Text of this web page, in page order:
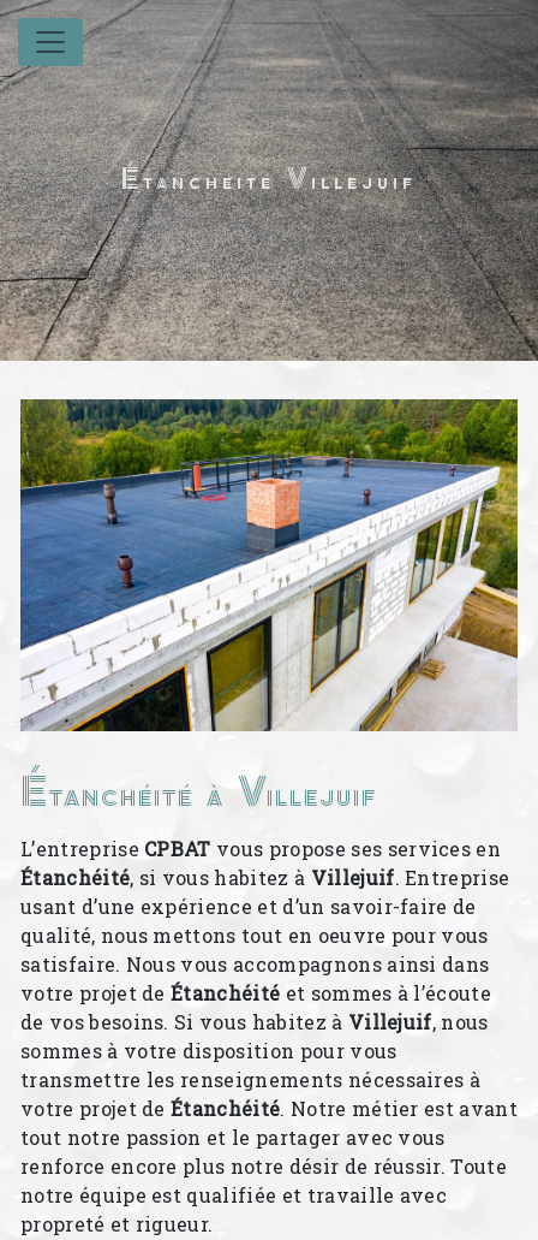
Panneau de gestion des cookies
Étanchéité Villejuif
Étanchéité à Villejuif
L’entreprise CPBAT vous propose ses services en
Étanchéité, si vous habitez à Villejuif. Entreprise
usant d’une expérience et d’un savoir-faire de
qualité, nous mettons tout en oeuvre pour vous
satisfaire. Nous vous accompagnons ainsi dans
votre projet deÉtanchéité et sommes à l’écoute
de vos besoins. Si vous habitez à Villejuif, nous
sommes à votre disposition pour vous
transmettre les renseignements nécessaires à
votre projet deÉtanchéité. Notre métier est avant
tout notre passion et le partager avec vous
renforce encore plus notre désir de réussir. Toute
notre équipe est qualifiée et travaille avec
propreté et rigueur.